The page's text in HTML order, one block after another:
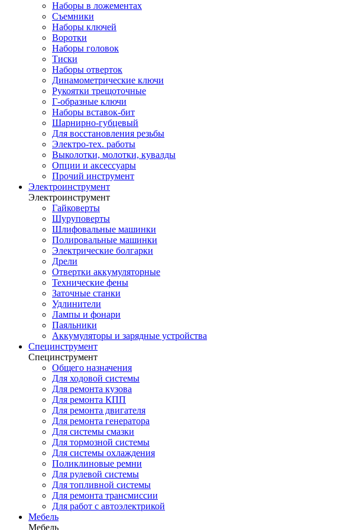
Наборы в ложементах
Съемники
Наборы ключей
Воротки
Наборы головок
Тиски
Наборы отверток
Динамометрические ключи
Рукоятки трещоточные
Г-образные ключи
Наборы вставок-бит
Шарнирно-губцевый
Для восстановления резьбы
Электро-тех. работы
Выколотки, молотки, кувалды
Опции и аксессуары
Прочий инструмент
Электроинструмент
Электроинструмент
Гайковерты
Шуруповерты
Шлифовальные машинки
Полировальные машинки
Электрические болгарки
Дрели
Отвертки аккумуляторные
Технические фены
Заточные станки
Удлинители
Лампы и фонари
Паяльники
Аккумуляторы и зарядные устройства
Специнструмент
Специнструмент
Общего назначения
Для ходовой системы
Для ремонта кузова
Для ремонта КПП
Для ремонта двигателя
Для ремонта генератора
Для системы смазки
Для тормозной системы
Для системы охлаждения
Поликлиновые ремни
Для рулевой системы
Для топливной системы
Для ремонта трансмиссии
Для работ с автоэлектрикой
Мебель
Мебель